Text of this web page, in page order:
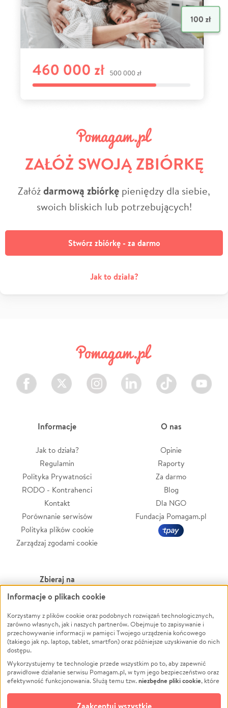
ZAŁÓŻ SWOJĄ ZBIÓRKĘ
Załóżdarmową zbiórkę pieniędzy dla siebie,
swoich bliskich lub potrzebujących!
Stwórz zbiórkę - za darmo
Jak to działa?
Facebook Twitter Instagram LinkedIn TikTok Youtube
Informacje
Jak to działa?
Regulamin
Polityka Prywatności
RODO - Kontrahenci
Kontakt
Porównanie serwisów
Polityka plików cookie
Zarządzaj zgodami cookie
O nas
Opinie
Raporty
Za darmo
Blog
Dla NGO
Fundacja Pomagam.pl
Zbieraj na
Leczenie
Zwierzęta
Pożar
Ukraina
Pomoc Finansowa
Projekty
Pogrzeb
Powódź
Wichura
NGO
Edukacja
Podróż
Impreza
Informacje o plikach cookie
Korzystamy z plików cookie oraz podobnych rozwiązań technologicznych,
zarówno własnych, jak i naszych partnerów. Obejmuje to zapisywanie i
przechowywanie informacji w pamięci Twojego urządzenia końcowego
(takiego jak np. laptop, tablet, smartfon) oraz późniejsze uzyskiwanie do nich
dostępu.
Wykorzystujemy te technologie przede wszystkim po to, aby zapewnić
prawidłowe działanie serwisu Pomagam.pl, w tym jego bezpieczeństwo oraz
efektywność funkcjonowania. Służą temu tzw.niezbędne pliki cookie, które
opcjonalnych plików cookie